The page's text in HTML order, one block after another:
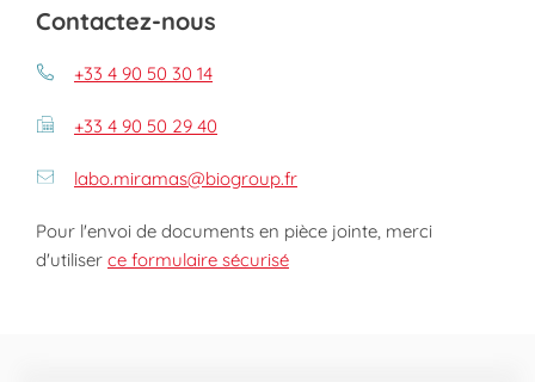
Contactez-nous
+33 4 90 50 30 14
+33 4 90 50 29 40
labo.miramas@biogroup.fr
Pour l'envoi de documents en pièce jointe, merci
d'utiliser ce formulaire sécurisé